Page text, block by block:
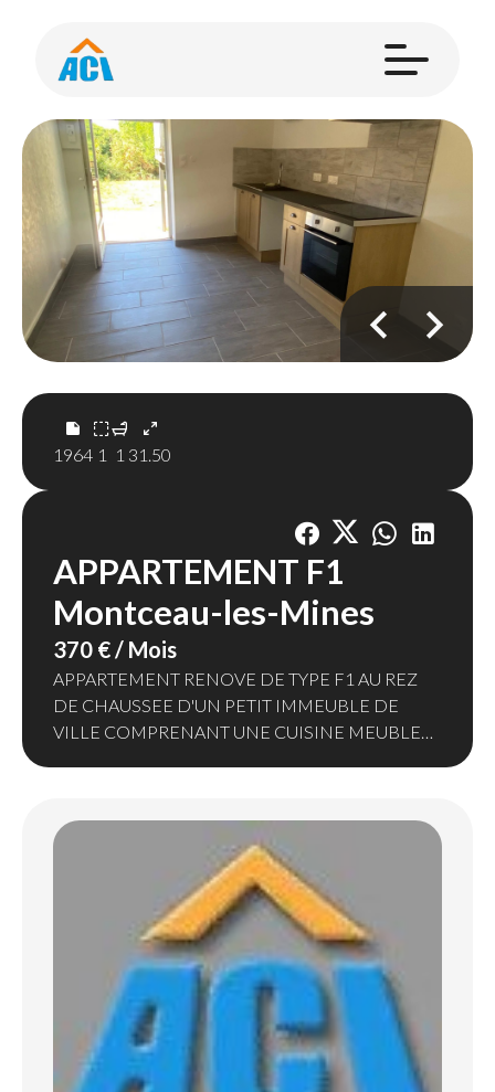
1964 1 1 31.50
APPARTEMENT F1
Montceau-les-Mines
370 € / Mois
APPARTEMENT RENOVE DE TYPE F1 AU REZ
DE CHAUSSEE D'UN PETIT IMMEUBLE DE
VILLE COMPRENANT UNE CUISINE MEUBLEE
CHAUFFAGE INDIVIDUEL ELECTRIQUE.